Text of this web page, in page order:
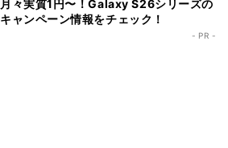
月々実質1円〜！Galaxy S26シリーズの
キャンペーン情報をチェック！
- PR -